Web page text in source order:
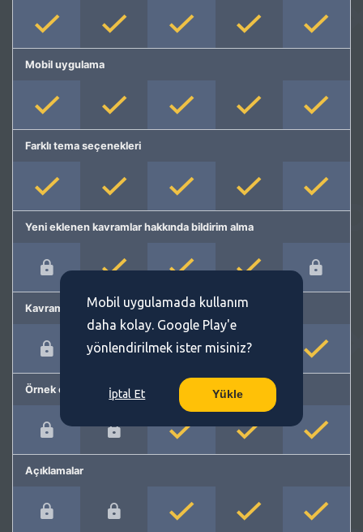
Mobil uygulama
Farklı tema seçenekleri
Yeni eklenen kavramlar hakkında bildirim alma
Kavram önerme
Örnek cümleler
Açıklamalar
Mobil uygulamada kullanım
daha kolay. Google Play'e
yönlendirilmek ister misiniz?
İptal Et Yükle